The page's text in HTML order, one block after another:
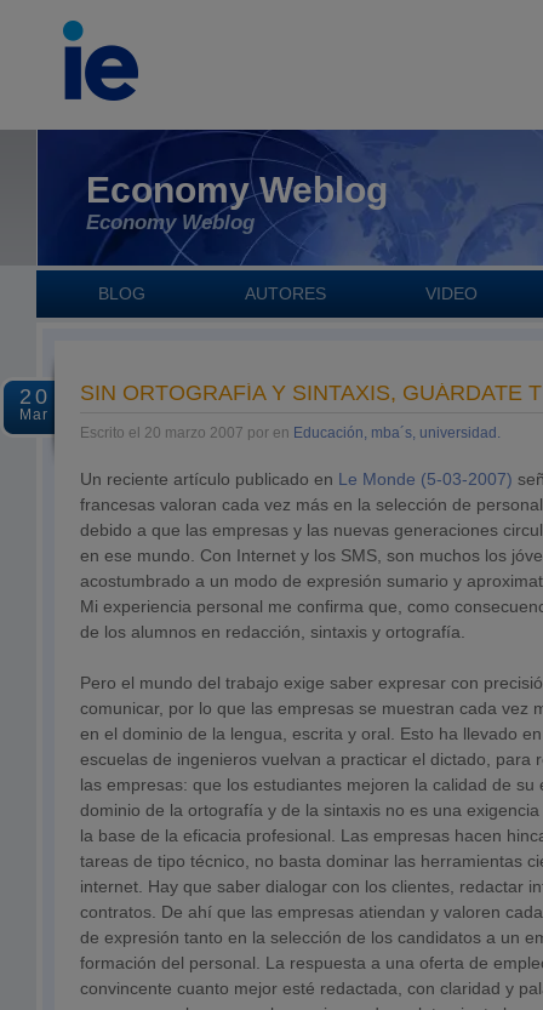
Economy Weblog
Economy Weblog
BLOG AUTORES VIDEO
20
Mar
SIN ORTOGRAFÍA Y SINTAXIS, GUÁRDATE
Escrito el 20 marzo 2007 por en Educación, mba´s, universidad.
Un reciente artículo publicado en Le Monde (5-03-2007)
francesas valoran cada vez más en la selección de
debido a que las empresas y las nuevas generaciones
en ese mundo. Con Internet y los SMS, son muchos los
acostumbrado a un modo de expresión sumario y
Mi experiencia personal me confirma que, como
de los alumnos en redacción, sintaxis y ortografía.
Pero el mundo del trabajo exige saber expresar con
comunicar, por lo que las empresas se muestran cada vez
en el dominio de la lengua, escrita y oral. Esto ha llevado
escuelas de ingenieros vuelvan a practicar el dictado, para
las empresas: que los estudiantes mejoren la calidad de su
dominio de la ortografía y de la sintaxis no es una
la base de la eficacia profesional. Las empresas hacen
tareas de tipo técnico, no basta dominar las herramientas
internet. Hay que saber dialogar con los clientes, redactar
contratos. De ahí que las empresas atiendan y valoren
de expresión tanto en la selección de los candidatos a un
formación del personal. La respuesta a una oferta de
convincente cuanto mejor esté redactada, con claridad y